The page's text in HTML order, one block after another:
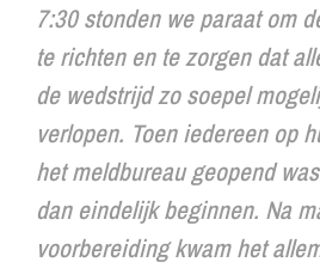
7:30 stonden we paraat om
te richten en te zorgen dat
de wedstrijd zo soepel
verlopen. Toen iedereen op
het meldbureau geopend
dan eindelijk beginnen. Na
voorbereiding kwam het